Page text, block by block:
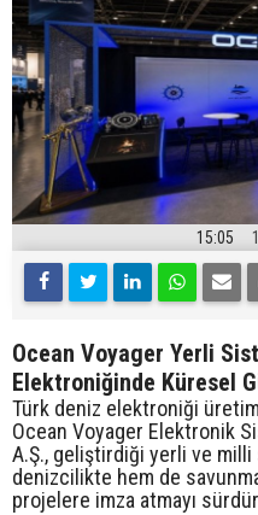
15:05
Ocean Voyager Yerli
Elektroniğinde Küresel
Türk deniz elektroniği
Ocean Voyager Elektronik
A.Ş., geliştirdiği yerli ve
denizcilikte hem de
projelere imza atmayı